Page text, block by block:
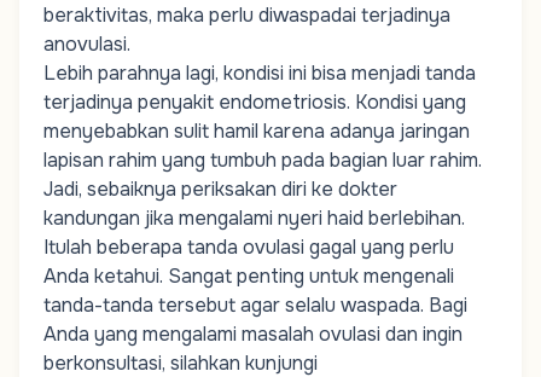
beraktivitas, maka perlu diwaspadai terjadinya
anovulasi.
Lebih parahnya lagi, kondisi ini bisa menjadi tanda
terjadinya penyakit endometriosis. Kondisi yang
menyebabkan sulit hamil karena adanya jaringan
lapisan rahim yang tumbuh pada bagian luar rahim.
Jadi, sebaiknya periksakan diri ke dokter
kandungan jika mengalami nyeri haid berlebihan.
Itulah beberapa tanda ovulasi gagal yang perlu
Anda ketahui. Sangat penting untuk mengenali
tanda-tanda tersebut agar selalu waspada. Bagi
Anda yang mengalami masalah ovulasi dan ingin
berkonsultasi, silahkan kunjungi